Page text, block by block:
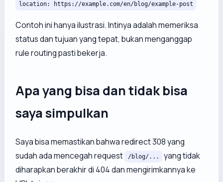
location: https://example.com/en/blog/example-post
Contoh ini hanya ilustrasi. Intinya adalah memeriksa
status dan tujuan yang tepat, bukan menganggap
rule routing pasti bekerja.
Apa yang bisa dan tidak bisa
saya simpulkan
Saya bisa memastikan bahwa redirect 308 yang
sudah ada mencegah request
/blog/...
yang tidak
diharapkan berakhir di 404 dan mengirimkannya ke